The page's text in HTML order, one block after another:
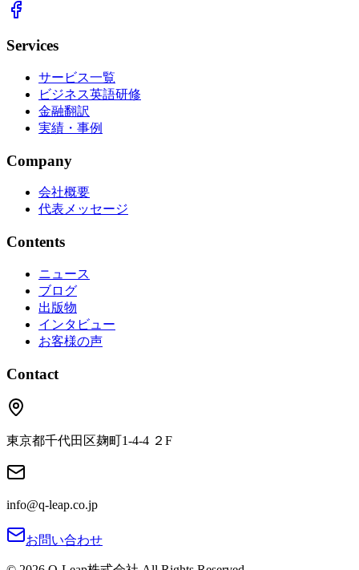
Services
サービス一覧
ビジネス英語研修
金融翻訳
実績・事例
Company
会社概要
代表メッセージ
Contents
ニュース
ブログ
出版物
インタビュー
お客様の声
Contact
東京都千代田区麹町1‐4‐4 ２F
info@q-leap.co.jp
お問い合わせ